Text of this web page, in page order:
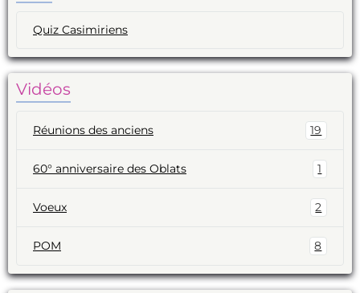
Quiz Casimiriens
Vidéos
Réunions des anciens 19
60° anniversaire des Oblats 1
Voeux 2
POM 8